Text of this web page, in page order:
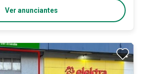
Ver anunciantes